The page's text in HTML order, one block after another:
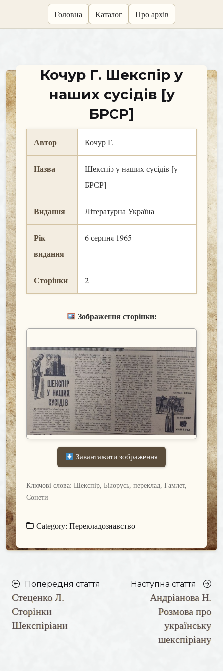
Головна Каталог Про архів
Кочур Г. Шекспір у
наших сусідів [у
БРСР]
Автор Кочур Г.
Назва
Шекспір у наших сусідів [у
БРСР]
Видання Літературна Україна
Рік
видання
6 серпня 1965
Сторінки 2
Зображення сторінки:
Завантажити зображення
Ключові слова: Шекспір, Білорусь, переклад, Гамлет,
Сонети
Category: Перекладознавство
Posts
navigation
Попередня стаття
Попередня
стаття
Стеценко Л.
Сторінки
Шекспіріани
Наступна стаття
стаття
Андріанова Н.
Розмова про
українську
шекспіріану